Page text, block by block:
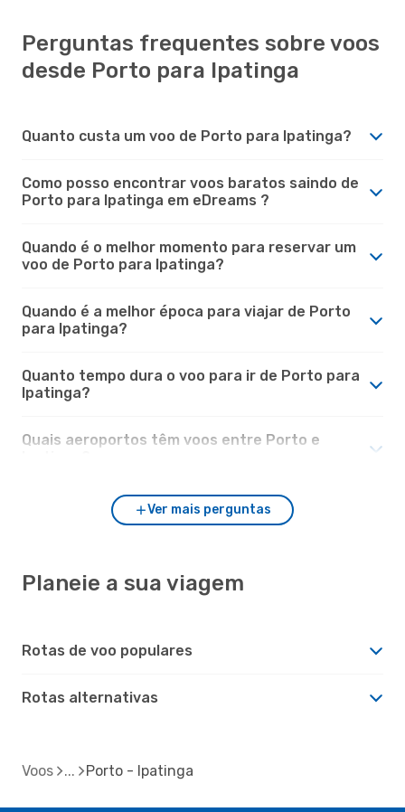
Perguntas frequentes sobre voos
desde Porto para Ipatinga
Quanto custa um voo de Porto para Ipatinga?
Como posso encontrar voos baratos saindo de
Porto para Ipatinga em eDreams ?
Quando é o melhor momento para reservar um
voo de Porto para Ipatinga?
Quando é a melhor época para viajar de Porto
para Ipatinga?
Quanto tempo dura o voo para ir de Porto para
Ipatinga?
Quais aeroportos têm voos entre Porto e
Ver mais perguntas
Planeie a sua viagem
Rotas de voo populares
Rotas alternativas
Voos Porto - Ipatinga